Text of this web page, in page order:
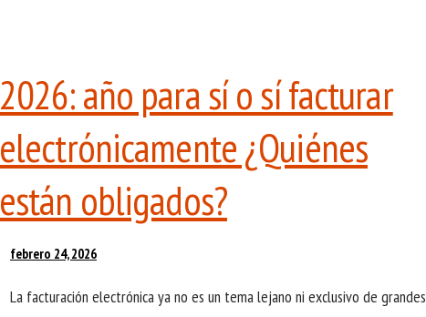
2026: año para sí o sí facturar
electrónicamente ¿Quiénes
están obligados?
febrero 24, 2026
La facturación electrónica ya no es un tema lejano ni exclusivo de grandes